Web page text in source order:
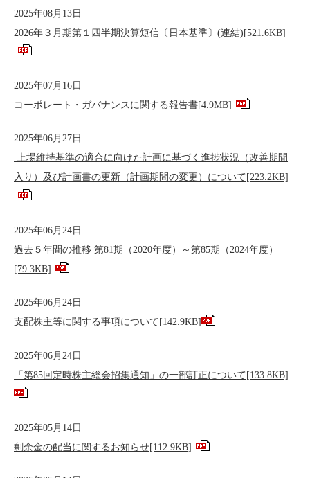
2025年08月13日
2026年３月期第１四半期決算短信〔日本基準〕(連結)[521.6KB]
2025年07月16日
コーポレート・ガバナンスに関する報告書[4.9MB]
2025年06月27日
上場維持基準の適合に向けた計画に基づく進捗状況（改善期間
入り）及び計画書の更新（計画期間の変更）について [223.2KB]
2025年06月24日
過去５年間の推移 第81期（2020年度）～第85期（2024年度）
[79.3KB]
2025年06月24日
支配株主等に関する事項について [142.9KB]
2025年06月24日
「第85回定時株主総会招集通知」の一部訂正について[133.8KB]
2025年05月14日
剰余金の配当に関するお知らせ[112.9KB]